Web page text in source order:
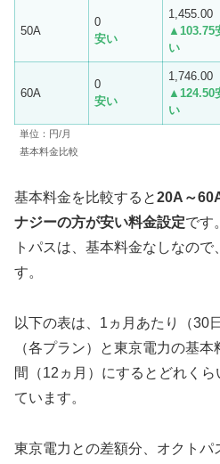
50A
0
安い
1,455.00
▲103.75
い
60A
0
安い
1,746.00
▲124.50
い
単位：円/月
基本料金比較
基本料金を比較すると20A～
ナジーの方が安い料金設定です
トパスは、基本料金なしなの
す。
以下の表は、1ヵ月あたり（30
（各プラン）と東京電力の基
間（12ヵ月）にするとどれく
ています。
東京電力との差額分、オクトパ